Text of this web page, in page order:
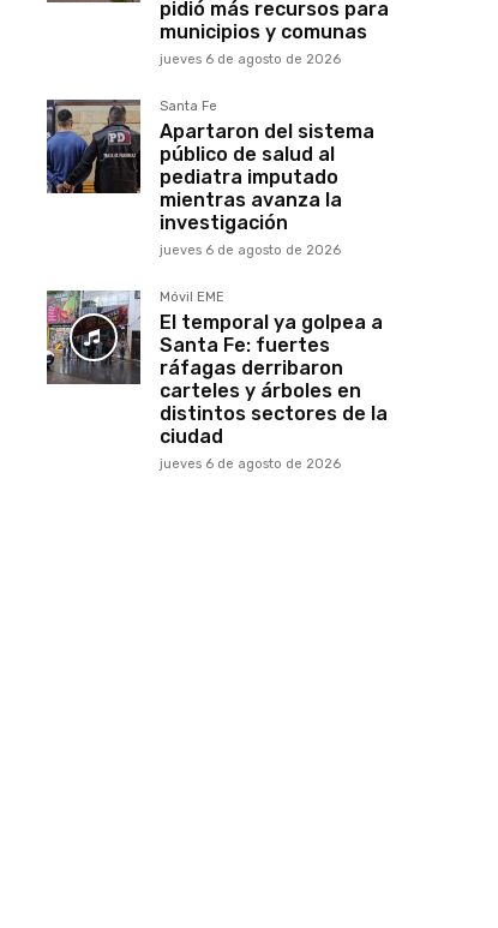
pidió más recursos para
municipios y comunas
jueves 6 de agosto de 2026
Santa Fe
Apartaron del sistema
público de salud al
pediatra imputado
mientras avanza la
investigación
jueves 6 de agosto de 2026
Móvil EME
El temporal ya golpea a
Santa Fe: fuertes
ráfagas derribaron
carteles y árboles en
distintos sectores de la
ciudad
jueves 6 de agosto de 2026